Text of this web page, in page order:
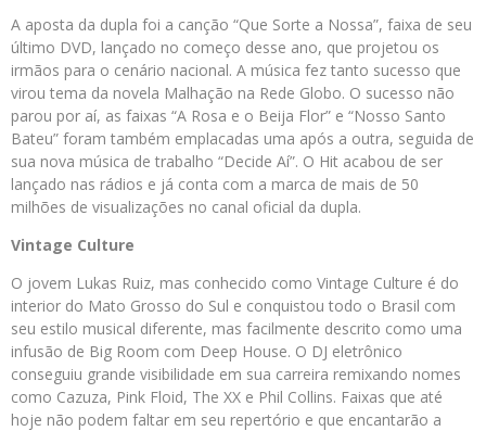
A aposta da dupla foi a canção “Que Sorte a Nossa”, faixa de seu
último DVD, lançado no começo desse ano, que projetou os
irmãos para o cenário nacional. A música fez tanto sucesso que
virou tema da novela Malhação na Rede Globo. O sucesso não
parou por aí, as faixas “A Rosa e o Beija Flor” e “Nosso Santo
Bateu” foram também emplacadas uma após a outra, seguida de
sua nova música de trabalho “Decide Aí”. O Hit acabou de ser
lançado nas rádios e já conta com a marca de mais de 50
milhões de visualizações no canal oficial da dupla.
Vintage Culture
O jovem Lukas Ruiz, mas conhecido como Vintage Culture é do
interior do Mato Grosso do Sul e conquistou todo o Brasil com
seu estilo musical diferente, mas facilmente descrito como uma
infusão de Big Room com Deep House. O DJ eletrônico
conseguiu grande visibilidade em sua carreira remixando nomes
como Cazuza, Pink Floid, The XX e Phil Collins. Faixas que até
hoje não podem faltar em seu repertório e que encantarão a